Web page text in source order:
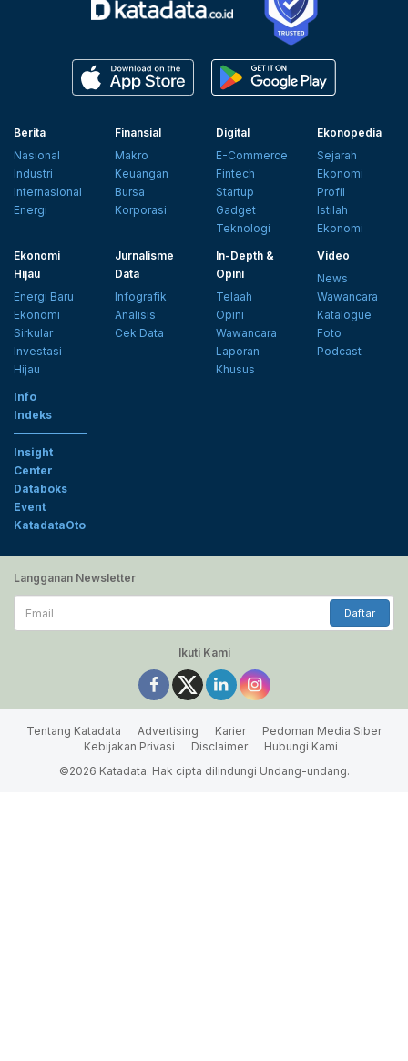
Berita
Nasional
Industri
Internasional
Energi
Finansial
Makro
Keuangan
Bursa
Korporasi
Digital
E-Commerce
Fintech
Startup
Gadget
Teknologi
Ekonopedia
Sejarah
Ekonomi
Profil
Istilah
Ekonomi
Ekonomi
Hijau
Energi Baru
Ekonomi
Sirkular
Investasi
Hijau
Jurnalisme
Data
Infografik
Analisis
Cek Data
In-Depth &
Opini
Telaah
Opini
Wawancara
Laporan
Khusus
Video
News
Wawancara
Katalogue
Foto
Podcast
Info
Indeks
Insight
Center
Databoks
Event
KatadataOto
Langganan Newsletter
Email
Daftar
Ikuti Kami
Tentang Katadata Advertising Karier
Pedoman Media Siber
Kebijakan Privasi
Disclaimer
Hubungi Kami
©2026 Katadata. Hak cipta dilindungi Undang-undang.